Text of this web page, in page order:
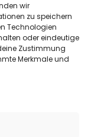
wir
zu speichern
Technologien
oder eindeutige
Zustimmung
Merkmale und